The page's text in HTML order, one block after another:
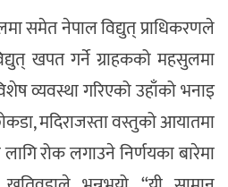
समेत नेपाल विद्युत् प्राधिकरणले
खपत गर्ने ग्राहकको महसुलमा
व्यवस्था गरिएको उहाँको भनाइ
मदिराजस्ता वस्तुको आयातमा
रोक लगाउने निर्णयका बारेमा